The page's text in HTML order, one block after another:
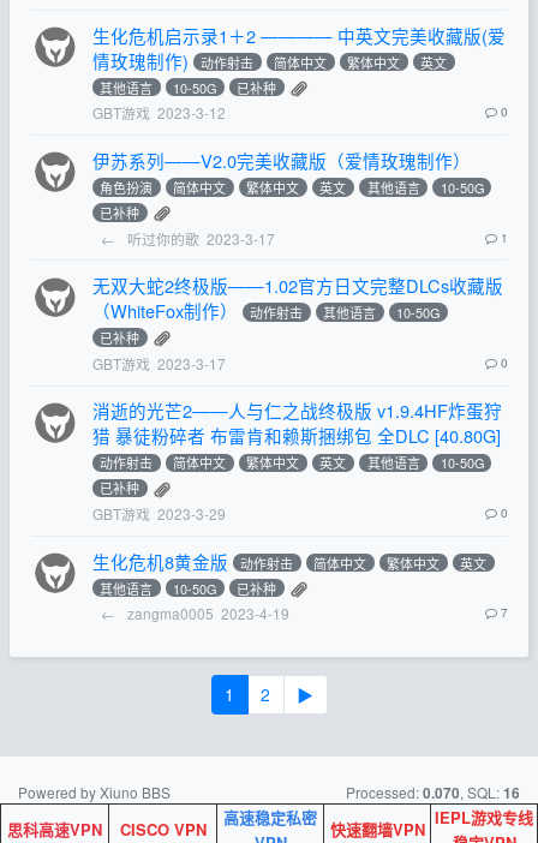
生化危机启示录1＋2 ———— 中英文完美收藏版(爱
情玫瑰制作)
动作射击 简体中文 繁体中文
英文
其他语言
10-50G 已补种
GBT游戏 2023-3-12 0
伊苏系列——V2.0完美收藏版（爱情玫瑰制作）
角色扮演 简体中文 繁体中文 英文 其他语言
10-50G
已补种
← 听过你的歌 2023-3-17 1
无双大蛇2终极版——1.02官方日文完整DLCs收藏版
（WhiteFox制作）
动作射击 其他语言
10-50G
已补种
GBT游戏 2023-3-17 0
消逝的光芒2——人与仁之战终极版 v1.9.4HF炸蛋狩
猎 暴徒粉碎者 布雷肯和赖斯捆绑包 全DLC [40.80G]
动作射击 简体中文 繁体中文 英文 其他语言
10-50G
已补种
GBT游戏 2023-3-29 0
生化危机8黄金版 动作射击 简体中文 繁体中文
英文
其他语言
10-50G 已补种
← zangma0005 2023-4-19 7
1 2 ▶
Powered by Xiuno BBS Processed:0.070, SQL:16
思科高速VPN CISCO VPN
高速稳定私密
快速翻墙VPN
IEPL游戏专线